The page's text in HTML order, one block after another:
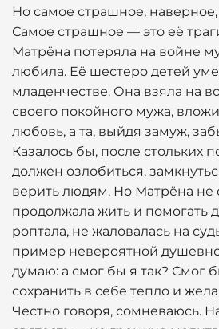
Но самое страшное, наверное,
Самое страшное — это её
Матрёна потеряла на войне
любила. Её шестеро детей
младенчестве. Она взяла на
своего покойного мужа,
любовь, а та, выйдя замуж,
Казалось бы, после стольких
должен озлобиться,
верить людям. Но Матрёна не
продолжала жить и помогать
роптала, не жаловалась на
пример невероятной
думаю: а смог бы я так? Смог
сохранить в себе тепло и
Честно говоря, сомневаюсь.